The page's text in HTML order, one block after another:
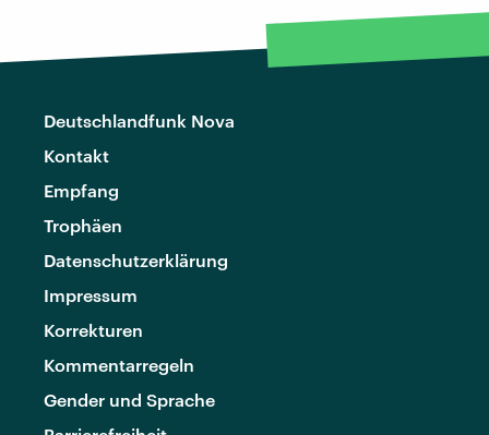
Deutschlandfunk Nova
Kontakt
Empfang
Trophäen
Datenschutzerklärung
Impressum
Korrekturen
Kommentarregeln
Gender und Sprache